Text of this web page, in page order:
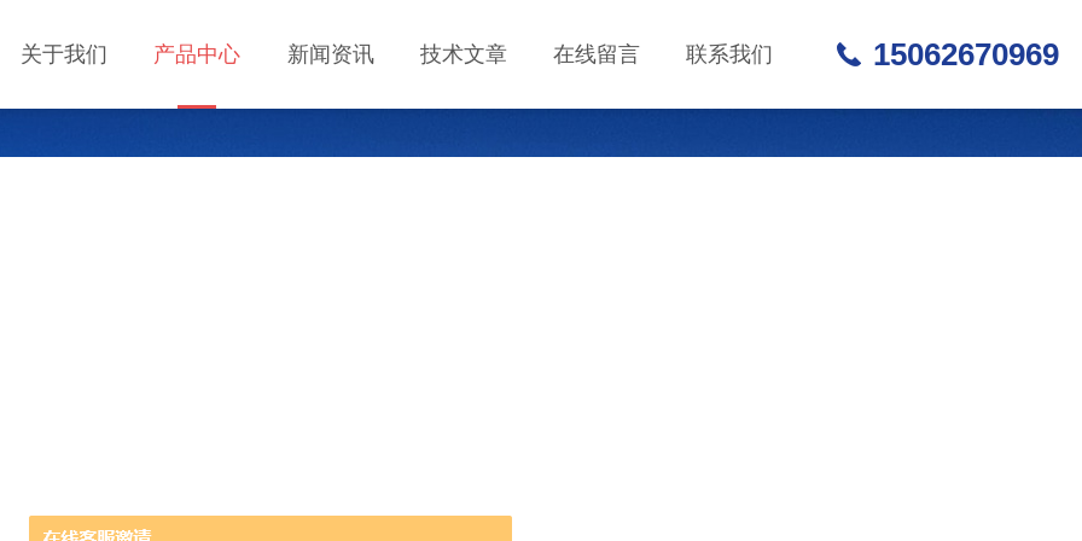
关于我们 产品中心 新闻资讯 技术文章 在线留言 联系我们 15062670969